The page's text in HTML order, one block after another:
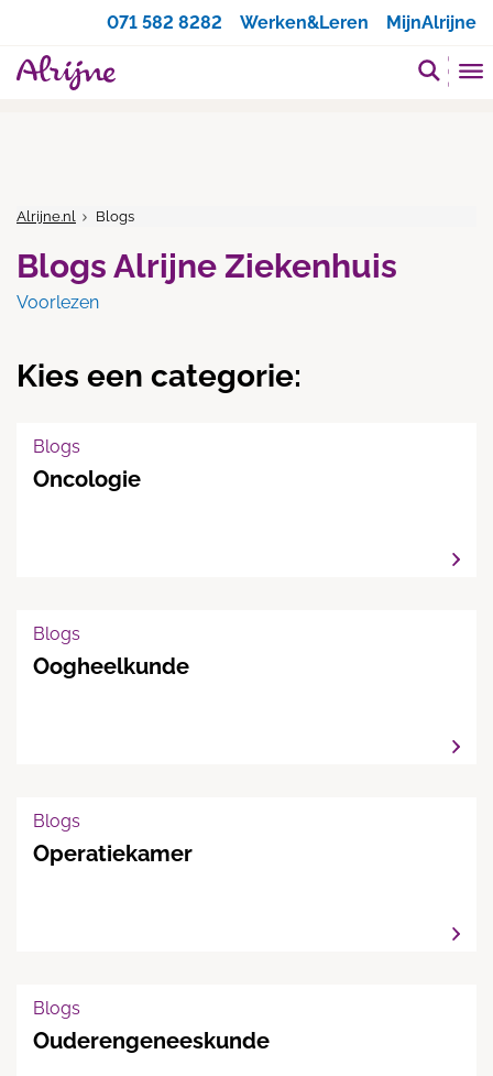
071 582 8282
Werken&Leren MijnAlrijne
Alrijne.nl Blogs
Blogs Alrijne Ziekenhuis
Voorlezen
Kies een categorie:
Blogs
Oncologie
Blogs
Oogheelkunde
Blogs
Operatiekamer
Blogs
Ouderengeneeskunde